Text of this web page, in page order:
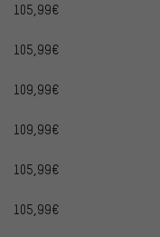
105,99€
105,99€
109,99€
109,99€
105,99€
105,99€